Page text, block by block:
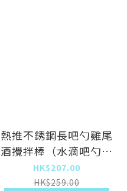
熱推不銹鋼長吧勺雞尾
酒攪拌棒（水滴吧勺銀
色-50.2cm-【2個
裝】）
HK$207.00
HK$259.00